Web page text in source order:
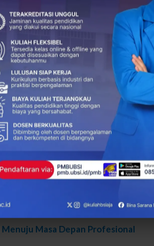
Kesuksesan
teknologi, studi kasus aktual, dan
untuk siap bersaing dan
pada akhirnya terletak pada
lingkungan kampus. Dengan
kompetensi dan
UBSI Kampus
dengan alur belajar yang jelas
pilihan yang relevan dan meyakinkan.
serta ekosistem Kampus Digital
makna.
Menuju Masa Depan Profesional